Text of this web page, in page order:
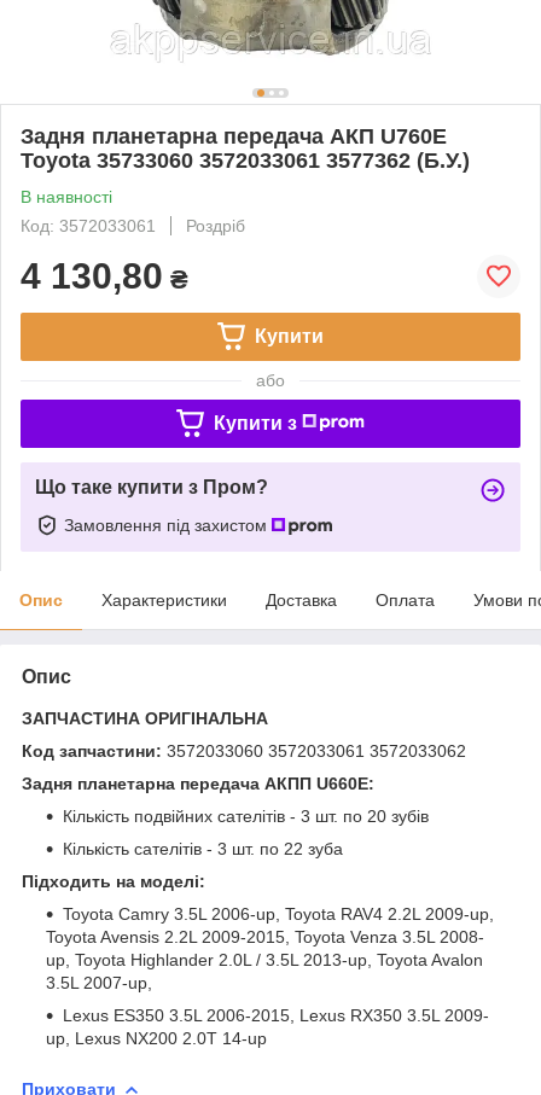
Задня планетарна передача АКП U760E
Toyota 35733060 3572033061 3577362 (Б.У.)
В наявності
Код: 3572033061
Роздріб
4 130,80 ₴
Купити
або
Купити з
Що таке купити з Пром?
Замовлення під захистом
Опис Характеристики Доставка Оплата Умови
Опис
ЗАПЧАСТИНА ОРИГІНАЛЬНА
Код запчастини: 3572033060 3572033061 3572033062
Задня планетарна передача АКПП U660E:
Кількість подвійних сателітів - 3 шт. по 20 зубів
Кількість сателітів - 3 шт. по 22 зуба
Підходить на моделі:
Toyota Camry 3.5L 2006-up, Toyota RAV4 2.2L 2009-up,
Toyota Avensis 2.2L 2009-2015, Toyota Venza 3.5L 2008-
up, Toyota Highlander 2.0L / 3.5L 2013-up, Toyota Avalon
3.5L 2007-up,
Lexus ES350 3.5L 2006-2015, Lexus RX350 3.5L 2009-
up, Lexus NX200 2.0T 14-up
Приховати